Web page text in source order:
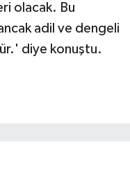
olacak. Bu
adil ve dengeli
diye konuştu.